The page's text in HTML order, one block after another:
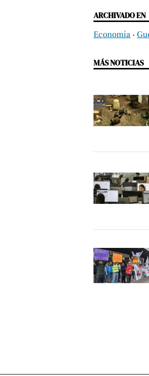
ARCHIVADO EN
Economía ‧
MÁS NOTICIAS